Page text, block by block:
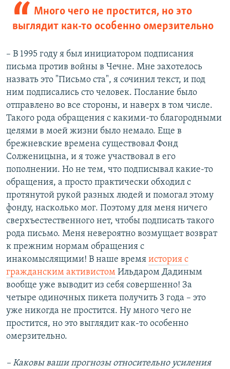
Много чего не простится, но это
выглядит как-то особенно омерзительно
– В 1995 году я был инициатором подписания
письма против войны в Чечне. Мне захотелось
назвать это "Письмо ста", я сочинил текст, и под
ним подписались сто человек. Послание было
отправлено во все стороны, и наверх в том числе.
Такого рода обращения с какими-то благородными
целями в моей жизни было немало. Еще в
брежневские времена существовал Фонд
Солженицына, и я тоже участвовал в его
пополнении. Но не тем, что подписывал какие-то
обращения, а просто практически обходил с
протянутой рукой разных людей и помогал этому
фонду, насколько мог. Поэтому для меня ничего
сверхъестественного нет, чтобы подписать такого
рода письмо. Меня невероятно возмущает возврат
к прежним нормам обращения с
инакомыслящими! В наше время история с
гражданским активистом Ильдаром Дадиным
вообще уже выводит из себя совершенно! За
четыре одиночных пикета получить 3 года – это
уже никогда не простится. Ну много чего не
простится, но это выглядит как-то особенно
омерзительно.
– Каковы ваши прогнозы относительно усиления